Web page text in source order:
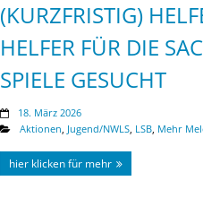
(KURZFRISTIG)
HELFER FÜR DIE
SPIELE GESUCHT
18. März 2026
Aktionen Jugend/NWLS LSB Mehr
hier klicken für mehr